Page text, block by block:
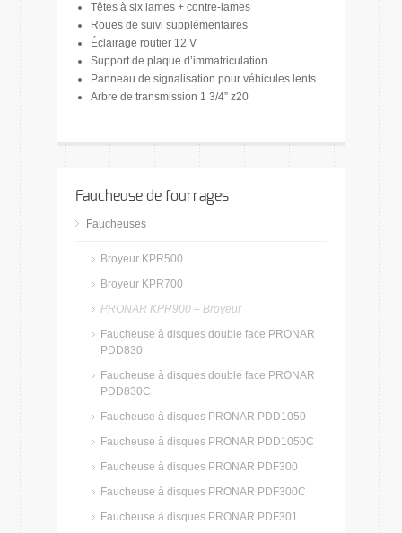
Têtes à six lames + contre-lames
Roues de suivi supplémentaires
Éclairage routier 12 V
Support de plaque d’immatriculation
Panneau de signalisation pour véhicules lents
Arbre de transmission 1 3/4” z20
Faucheuse de fourrages
Faucheuses
Broyeur KPR500
Broyeur KPR700
PRONAR KPR900 – Broyeur
Faucheuse à disques double face PRONAR
PDD830
Faucheuse à disques double face PRONAR
PDD830C
Faucheuse à disques PRONAR PDD1050
Faucheuse à disques PRONAR PDD1050C
Faucheuse à disques PRONAR PDF300
Faucheuse à disques PRONAR PDF300C
Faucheuse à disques PRONAR PDF301